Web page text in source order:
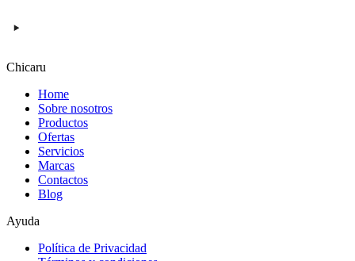
Chicaru
Home
Sobre nosotros
Productos
Ofertas
Servicios
Marcas
Contactos
Blog
Ayuda
Política de Privacidad